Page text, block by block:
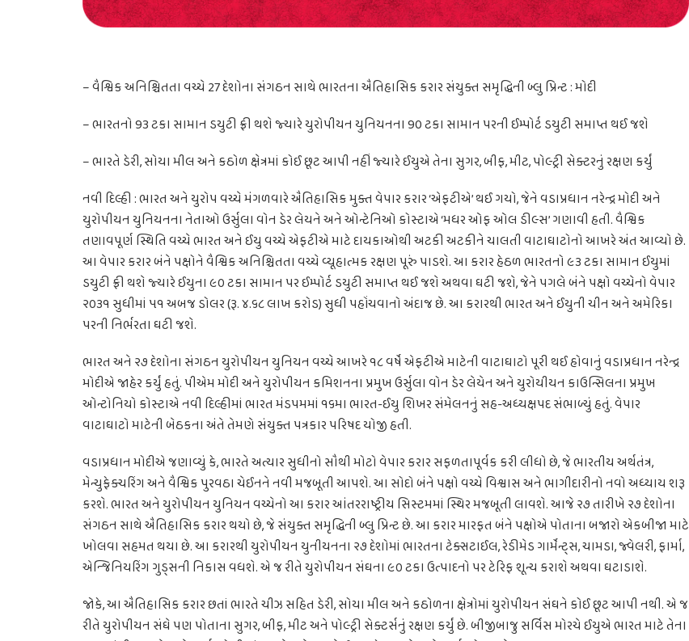
– વૈશ્વિક અનિશ્ચિતતા વચ્ચે 27 દેશોના સંગઠન સાથે ભારતના ઐતિહાસિક કરાર સંયુક્ત સમૃદ્ધિની બ્લુ પ્રિન્ટ : મોદી
– ભારતનો 93 ટકા સામાન ડયુટી ફ્રી થશે જ્યારે યુરોપીયન યુનિયનના 90 ટકા સામાન પરની ઈમ્પોર્ટ ડયુટી સમાપ્ત થઈ જશે
– ભારતે ડેરી, સોયા મીલ અને કઠોળ ક્ષેત્રમાં કોઈ છૂટ આપી નહીં જ્યારે ઈયુએ તેના સુગર, બીફ, મીટ, પોલ્ટ્રી સેક્ટરનું રક્ષણ કર્યું
નવી દિલ્હી : ભારત અને યુરોપ વચ્ચે મંગળવારે ઐતિહાસિક મુક્ત વેપાર કરાર ‘એફટીએ’ થઈ ગયો, જેને વડાપ્રધાન નરેન્દ્ર મોદી અને
યુરોપીયન યુનિયનના નેતાઓ ઉર્સુલા વોન ડેર લેયને અને ઓન્ટેનિઓ કોસ્ટાએ ‘મધર ઓફ ઓલ ડીલ્સ’ ગણાવી હતી. વૈશ્વિક
તણાવપૂર્ણ સ્થિતિ વચ્ચે ભારત અને ઈયુ વચ્ચે એફટીએ માટે દાયકાઓથી અટકી અટકીને ચાલતી વાટાઘાટોનો આખરે અંત આવ્યો છે.
આ વેપાર કરાર બંને પક્ષોને વૈશ્વિક અનિશ્ચિતતા વચ્ચે વ્યૂહાત્મક રક્ષણ પૂરું પાડશે. આ કરાર હેઠળ ભારતનો ૯૩ ટકા સામાન ઈયુમાં
ડયુટી ફ્રી થશે જ્યારે ઈયુના ૯૦ ટકા સામાન પર ઈમ્પોર્ટ ડયુટી સમાપ્ત થઈ જશે અથવા ઘટી જશે, જેને પગલે બંને પક્ષો વચ્ચેનો વેપાર
૨૦૩૧ સુધીમાં ૫૧ અબજ ડોલર (રૂ. ૪.૬૮ લાખ કરોડ) સુધી પહોંચવાનો અંદાજ છે. આ કરારથી ભારત અને ઈયુની ચીન અને અમેરિકા
પરની નિર્ભરતા ઘટી જશે.
ભારત અને ૨૭ દેશોના સંગઠન યુરોપીયન યુનિયન વચ્ચે આખરે ૧૮ વર્ષે એફટીએ માટેની વાટાઘાટો પૂરી થઈ હોવાનું વડાપ્રધાન નરેન્દ્ર
મોદીએ જાહેર કર્યું હતું. પીએમ મોદી અને યુરોપીયન કમિશનના પ્રમુખ ઉર્સુલા વોન ડેર લેયેન અને યુરોયીયન કાઉન્સિલના પ્રમુખ
ઓન્ટોનિયો કોસ્ટાએ નવી દિલ્હીમાં ભારત મંડપમમાં ૧૬મા ભારત-ઈયુ શિખર સંમેલનનું સહ-અધ્યક્ષપદ સંભાળ્યું હતું. વેપાર
વાટાઘાટો માટેની બેઠકના અંતે તેમણે સંયુક્ત પત્રકાર પરિષદ યોજી હતી.
વડાપ્રધાન મોદીએ જણાવ્યું કે, ભારતે અત્યાર સુધીનો સૌથી મોટો વેપાર કરાર સફળતાપૂર્વક કરી લીધો છે, જે ભારતીય અર્થતંત્ર,
મેન્યુફેક્ચરિંગ અને વૈશ્વિક પુરવઠા ચેઈનને નવી મજબૂતી આપશે. આ સોદો બંને પક્ષો વચ્ચે વિશ્વાસ અને ભાગીદારીનો નવો અધ્યાય શરૂ
કરશે. ભારત અને યુરોપીયન યુનિયન વચ્ચેનો આ કરાર આંતરરાષ્ટ્રીય સિસ્ટમમાં સ્થિર મજબૂતી લાવશે. આજે ૨૭ તારીખે ૨૭ દેશોના
સંગઠન સાથે ઐતિહાસિક કરાર થયો છે, જે સંયુક્ત સમૃદ્ધિની બ્લુ પ્રિન્ટ છે. આ કરાર મારફત બંને પક્ષોએ પોતાના બજારો એકબીજા માટે
ખોલવા સહમત થયા છે. આ કરારથી યુરોપીયન યુનીયનના ૨૭ દેશોમાં ભારતના ટેક્સટાઈલ, રેડીમેડ ગાર્મેન્ટ્સ, ચામડા, જ્વેલરી, ફાર્મા,
એન્જિનિયરિંગ ગુડ્સની નિકાસ વધશે. એ જ રીતે યુરોપીયન સંઘના ૯૦ ટકા ઉત્પાદનો પર ટેરિફ શૂન્ય કરાશે અથવા ઘટાડાશે.
જોકે, આ ઐતિહાસિક કરાર છતાં ભારતે ચીઝ સહિત ડેરી, સોયા મીલ અને કઠોળના ક્ષેત્રોમાં યુરોપીયન સંઘને કોઈ છૂટ આપી નથી. એ જ
રીતે યુરોપીયન સંઘે પણ પોતાના સુગર, બીફ, મીટ અને પોલ્ટ્રી સેક્ટર્સનું રક્ષણ કર્યું છે. બીજીબાજુ સર્વિસ મોરચે ઈયુએ ભારત માટે તેના